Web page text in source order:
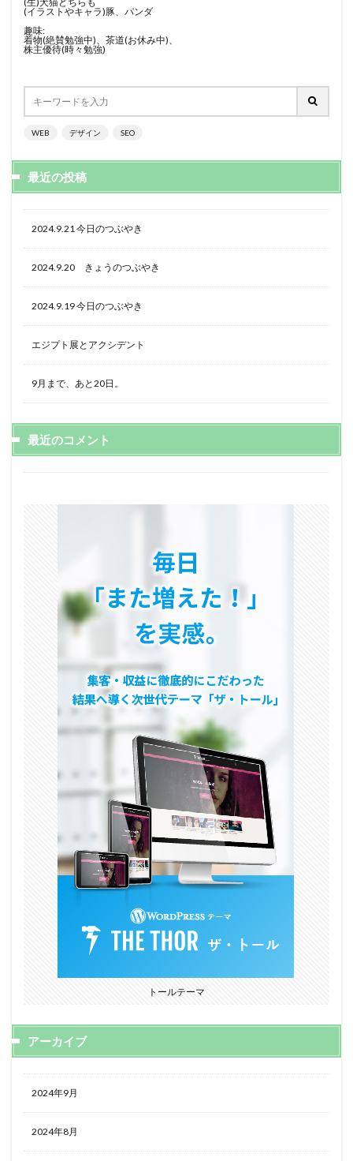
(イラストやキャラ)豚、パンダ
趣味:
着物(絶賛勉強中)、茶道(お休み中)、
株主優待(時々勉強)
WEB デザイン SEO
最近の投稿
2024.9.21 今日のつぶやき
2024.9.20 きょうのつぶやき
2024.9.19 今日のつぶやき
エジプト展とアクシデント
9月まで、あと20日。
最近のコメント
トールテーマ
アーカイブ
2024年9月
2024年8月